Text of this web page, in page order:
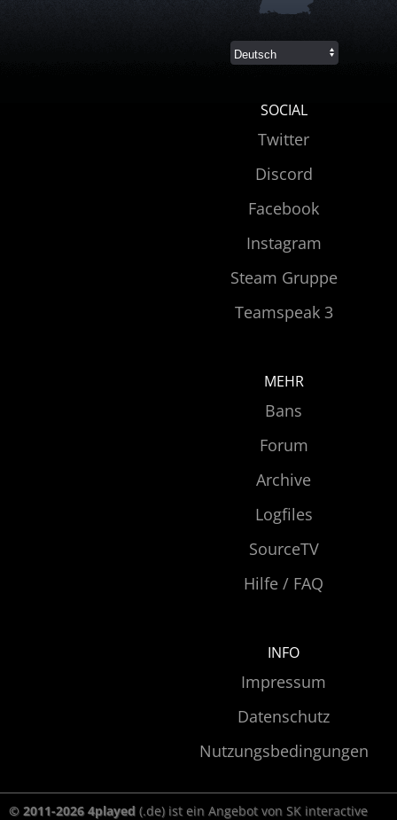
SOCIAL
Twitter
Discord
Facebook
Instagram
Steam Gruppe
Teamspeak 3
MEHR
Bans
Forum
Archive
Logfiles
SourceTV
Hilfe / FAQ
INFO
Impressum
Datenschutz
Nutzungsbedingungen
© 2011-2026 4played (.de) ist ein Angebot von SK interactive